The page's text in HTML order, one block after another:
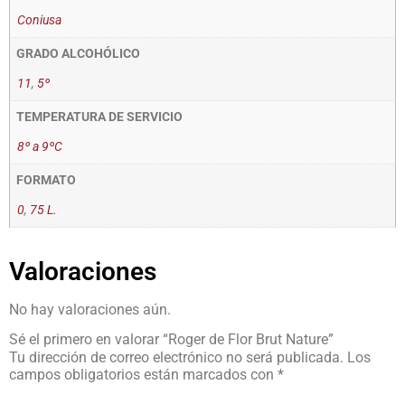
Coniusa
GRADO ALCOHÓLICO
11, 5º
TEMPERATURA DE SERVICIO
8º a 9ºC
FORMATO
0, 75 L.
Valoraciones
No hay valoraciones aún.
Sé el primero en valorar “Roger de Flor Brut Nature”
Tu dirección de correo electrónico no será publicada. Los
campos obligatorios están marcados con *